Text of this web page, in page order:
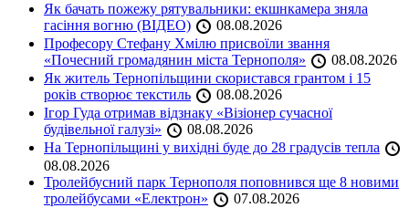
Як бачать пожежу рятувальники: екшнкамера зняла
гасіння вогню (ВІДЕО)
08.08.2026
Професору Стефану Хмілю присвоїли звання
«Почесний громадянин міста Тернополя»
08.08.2026
Як житель Тернопільщини скористався грантом і 15
років створює текстиль
08.08.2026
Ігор Гуда отримав відзнаку «Візіонер сучасної
будівельної галузі»
08.08.2026
На Тернопільщині у вихідні буде до 28 градусів тепла
08.08.2026
Тролейбусний парк Тернополя поповнився ще 8 новими
тролейбусами «Електрон»
07.08.2026